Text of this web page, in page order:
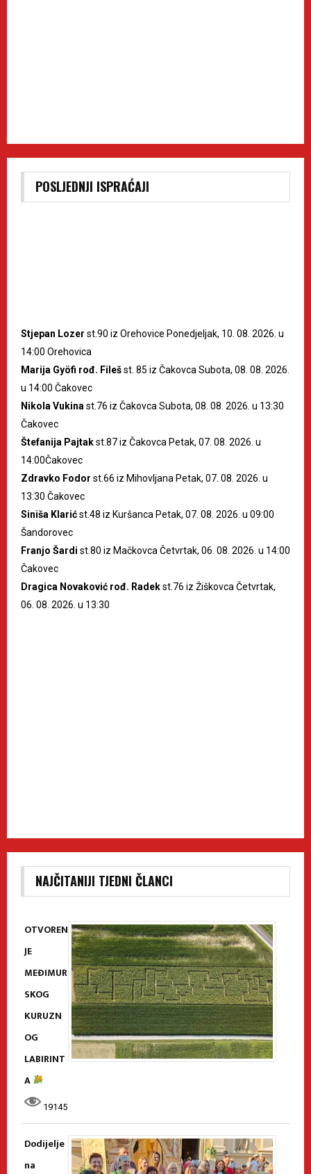
POSLJEDNJI ISPRAĆAJI
Stjepan Lozer st.90 iz Orehovice Ponedjeljak, 10. 08. 2026. u
14:00 Orehovica
Marija Gyöfi rođ. Filešst. 85 iz Čakovca Subota, 08. 08. 2026.
u 14:00 Čakovec
Nikola Vukina st.76 iz Čakovca Subota, 08. 08. 2026. u 13:30
Čakovec
Štefanija Pajtakst.87 iz Čakovca Petak, 07. 08. 2026. u
14:00Čakovec
Zdravko Fodor st.66 iz Mihovljana Petak, 07. 08. 2026. u
13:30 Čakovec
Siniša Klarićst.48 iz Kuršanca Petak, 07. 08. 2026. u 09:00
Šandorovec
Franjo Šardi st.80 iz Mačkovca Četvrtak, 06. 08. 2026. u 14:00
Čakovec
Dragica Novaković rođ. Radekst.76 iz Žiškovca Četvrtak,
06. 08. 2026. u 13:30
NAJČITANIJI TJEDNI ČLANCI
OTVOREN
JE
MEĐIMUR
SKOG
KURUZN
OG
LABIRINT
A
19145
Dodijelje
na